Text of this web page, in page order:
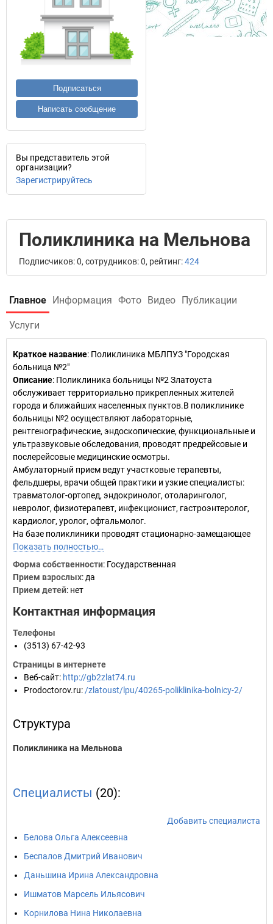
Подписаться
Написать сообщение
Вы представитель этой
организации?
Зарегистрируйтесь
Поликлиника на Мельнова
Подписчиков: 0, сотрудников: 0, рейтинг:424
Главное Информация Фото Видео Публикации
Услуги
Краткое название: Поликлиника МБЛПУЗ "Городская
больница №2"
Описание: Поликлиника больницы №2 Златоуста
обслуживает территориально прикрепленных жителей
города и ближайших населенных пунктов.В поликлинике
больницы №2 осуществляют лабораторные,
рентгенографические, эндоскопические, функциональные и
ультразвуковые обследования, проводят предрейсовые и
послерейсовые медицинские осмотры.
Амбулаторный прием ведут участковые терапевты,
фельдшеры, врачи общей практики и узкие специалисты:
травматолог-ортопед, эндокринолог, отоларинголог,
невролог, физиотерапевт, инфекционист, гастроэнтеролог,
кардиолог, уролог, офтальмолог.
На базе поликлиники проводят стационарно-замещающее
Показать полностью…
Форма собственности: Государственная
Прием взрослых: да
Прием детей: нет
Контактная информация
Телефоны
(3513) 67-42-93
Страницы в интернете
Веб-сайт: http://gb2zlat74.ru
Prodoctorov.ru: /zlatoust/lpu/40265-poliklinika-bolnicy-2/
Структура
Поликлиника на Мельнова
Специалисты (20):
Добавить специалиста
Белова Ольга Алексеевна
Беспалов Дмитрий Иванович
Даньшина Ирина Александровна
Ишматов Марсель Ильясович
Корнилова Нина Николаевна